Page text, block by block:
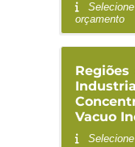
orçamento
Vacuo